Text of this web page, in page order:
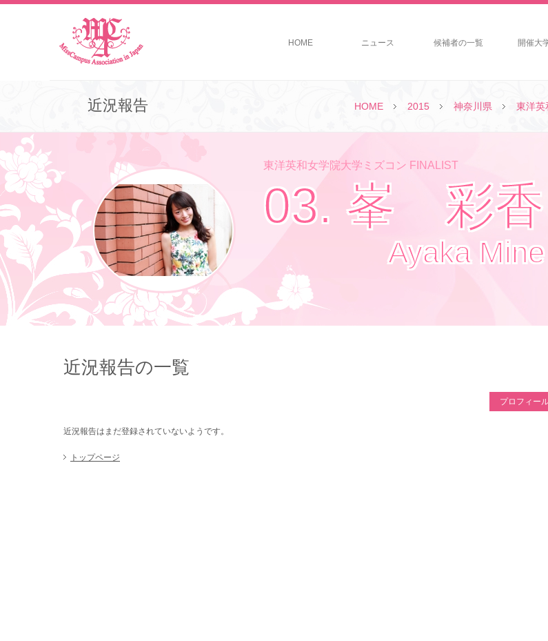
HOME ニュース 候補者の一覧 開催大
HOME 2015 神奈川県 東洋英
近況報告
東洋英和女学院大学ミズコン FINALIST
03. 峯 彩香
Ayaka Mine
近況報告の一覧
プロフィー
近況報告はまだ登録されていないようです。
トップページ